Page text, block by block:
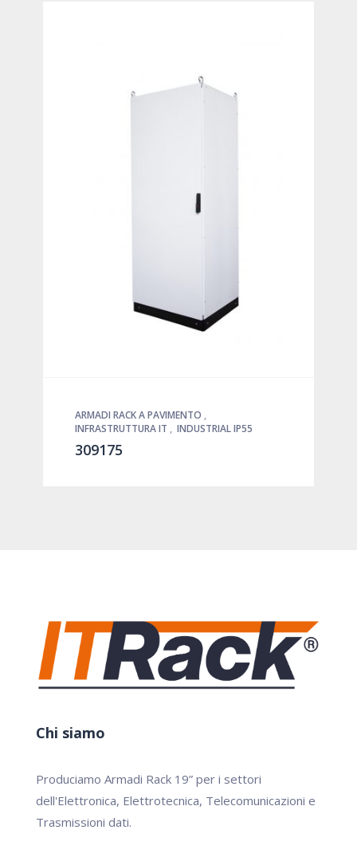
ARMADI RACK A PAVIMENTO ,
INFRASTRUTTURA IT , INDUSTRIAL IP55
309175
Chi siamo
Produciamo Armadi Rack 19” per i settori
dell'Elettronica, Elettrotecnica, Telecomunicazioni e
Trasmissioni dati.